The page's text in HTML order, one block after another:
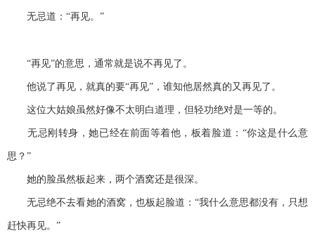
无忌道：“再见。”
“再见”的意思，通常就是说不再见了。
他说了再见，就真的要“再见”，谁知他居然真的又再见了。
这位大姑娘虽然好像不太明白道理，但轻功绝对是一等的。
无忌刚转身，她已经在前面等着他，板着脸道：“你这是什么意
思？”
她的脸虽然板起来，两个酒窝还是很深。
无忌绝不去看她的酒窝，也板起脸道：“我什么意思都没有，只想
赶快再见。”